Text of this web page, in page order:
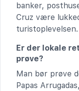
banker,
Cruz være
turistoplevelsen.
Er der lokale
prøve?
Man bør prøve
Papas